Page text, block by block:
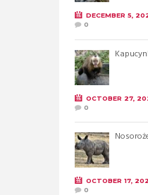
DECEMBER 5,
0
OCTOBER 27,
0
OCTOBER 17,
0